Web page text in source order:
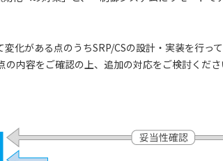
化がある点のうちSRP/CSの設計・実装を行っ
内容をご確認の上、追加の対応をご検討くだ